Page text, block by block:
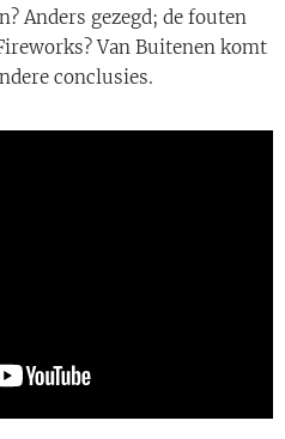
Anders gezegd; de fouten
Van Buitenen komt
conclusies.